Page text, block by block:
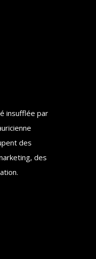
insufflée par
des
des